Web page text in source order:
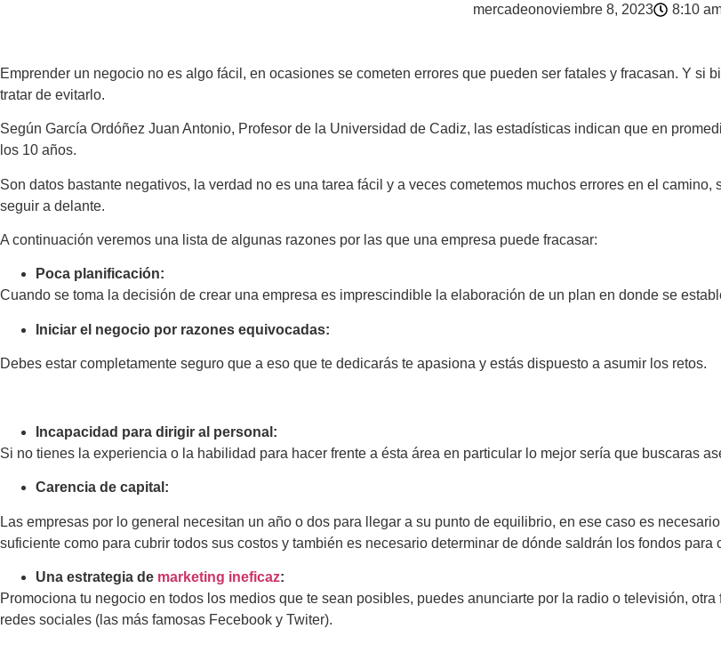
mercadeonoviembre 8, 2023 8:10
Emprender un negocio no es algo fácil, en ocasiones se cometen errores que pueden ser fatales y fracasan. Y si
tratar de evitarlo.
Según García Ordóñez Juan Antonio, Profesor de la Universidad de Cadiz, las estadísticas indican que en
los 10 años.
Son datos bastante negativos, la verdad no es una tarea fácil y a veces cometemos muchos errores en el
seguir a delante.
A continuación veremos una lista de algunas razones por las que una empresa puede fracasar:
Poca planificación:
Cuando se toma la decisión de crear una empresa es imprescindible la elaboración de un plan en donde se
Iniciar el negocio por razones equivocadas:
Debes estar completamente seguro que a eso que te dedicarás te apasiona y estás dispuesto a asumir los retos.
Incapacidad para dirigir al personal:
Si no tienes la experiencia o la habilidad para hacer frente a ésta área en particular lo mejor sería que buscaras
Carencia de capital:
Las empresas por lo general necesitan un año o dos para llegar a su punto de equilibrio, en ese caso es
suficiente como para cubrir todos sus costos y también es necesario determinar de dónde saldrán los fondos para
Una estrategia de marketing ineficaz:
Promociona tu negocio en todos los medios que te sean posibles, puedes anunciarte por la radio o televisión,
redes sociales (las más famosas Fecebook y Twiter).